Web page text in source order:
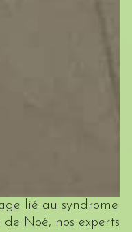
lié au syndrome
Noé, nos experts